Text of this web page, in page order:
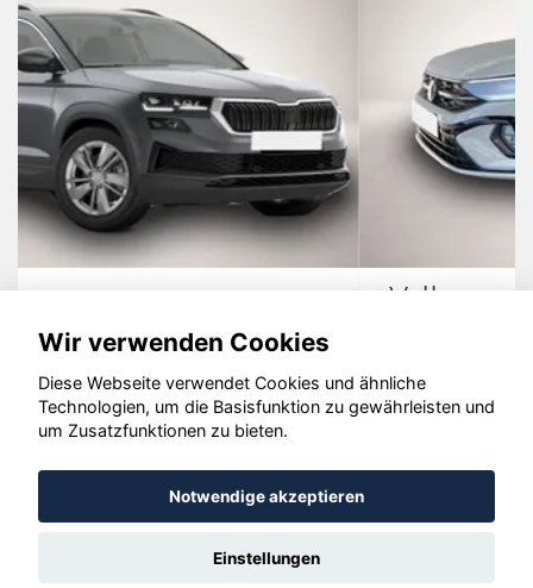
© konjunkturmotor.de GmbH 2020 - 2026
Wir verwenden Cookies
Diese Webseite verwendet Cookies und ähnliche
Technologien, um die Basisfunktion zu gewährleisten und
um Zusatzfunktionen zu bieten.
Notwendige akzeptieren
Einstellungen